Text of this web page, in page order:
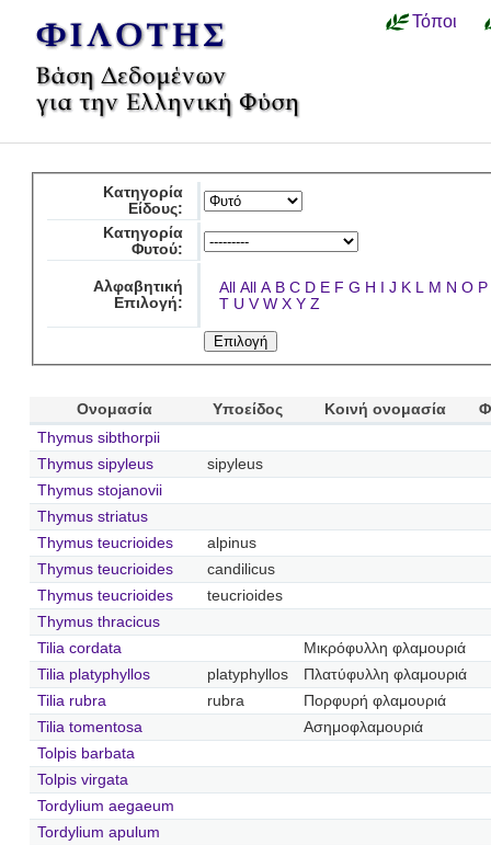
Τόποι
Κατηγορία
Είδους:
Κατηγορία
Φυτού:
Αλφαβητική
Επιλογή:
All All A B C D E F G H I J K L M N O P
T U V W X Y Z
Ονομασία Υποείδος Κοινή ονομασία
Thymus sibthorpii
Thymus sipyleus
sipyleus
Thymus stojanovii
Thymus striatus
Thymus teucrioides
alpinus
Thymus teucrioides
candilicus
Thymus teucrioides
teucrioides
Thymus thracicus
Tilia cordata
Μικρόφυλλη φλαμουριά
Tilia platyphyllos
platyphyllos
Πλατύφυλλη φλαμουριά
Tilia rubra
rubra
Πορφυρή φλαμουριά
Tilia tomentosa
Ασημοφλαμουριά
Tolpis barbata
Tolpis virgata
Tordylium aegaeum
Tordylium apulum